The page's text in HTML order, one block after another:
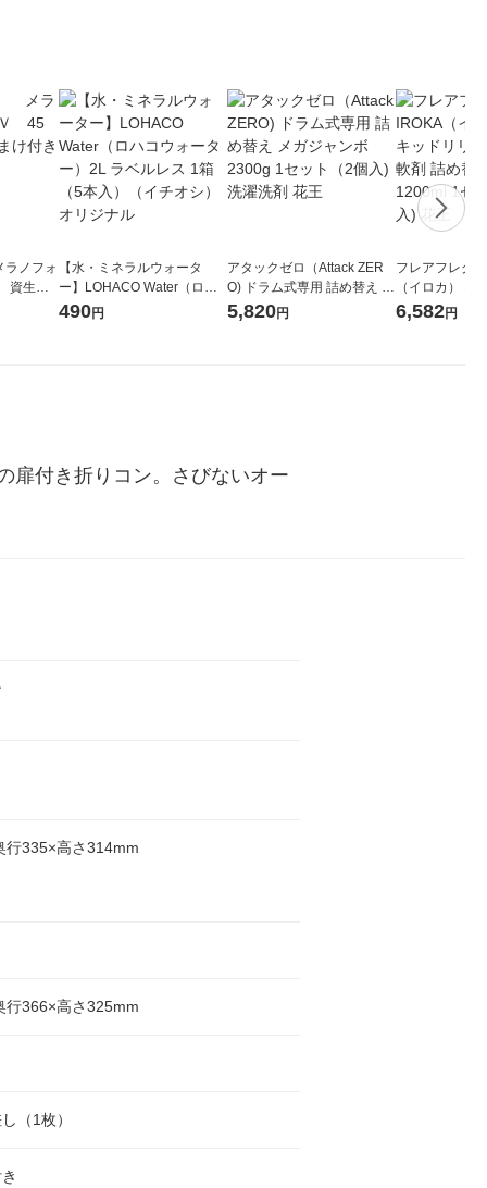
ノフォ
資生
【水・ミネラルウォータ
ー】LOHACO Water（ロハ
コウォーター）2L ラベルレ
490円
アタックゼロ（Attack ZER
O) ドラム式専用 詰め替え メ
ガジャンボ 2300g 1セット
5,820円
フレアフレグ
（イロカ） ネ
ーの香り 柔軟
6,582円
扉付き折りコン。さびないオー
行335×高さ314mm
行366×高さ325mm
（1枚）